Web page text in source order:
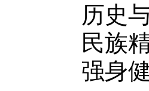
历史
民族
强身